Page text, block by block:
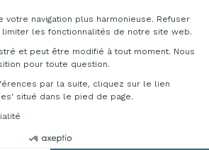
votre navigation plus harmonieuse. Refuser
les fonctionnalités de notre site web.
et peut être modifié à tout moment. Nous
pour toute question.
par la suite, cliquez sur le lien
situé dans le pied de page.